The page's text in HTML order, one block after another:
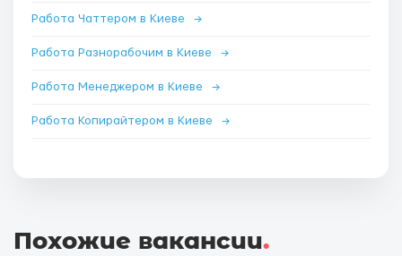
Работа Чаттером в Киеве →
Работа Разнорабочим в Киеве →
Работа Менеджером в Киеве →
Работа Копирайтером в Киеве →
Похожие вакансии.